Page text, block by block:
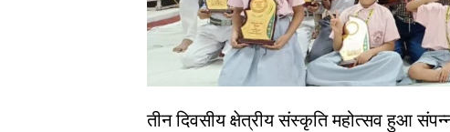
तीन दिवसीय क्षेत्रीय संस्कृति महोत्सव हुआ